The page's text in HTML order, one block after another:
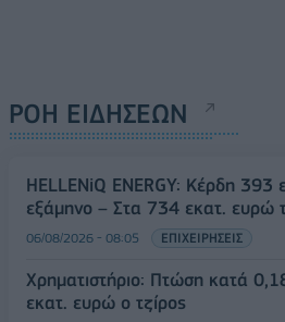
ΡΟΗ ΕΙΔΗΣΕΩΝ
HELLENiQ ENERGY: Κέρδη
εξάμηνο – Στα 734 εκατ. ευρώ
06/08/2026 - 08:05 ΕΠΙΧΕΙΡΗΣΕΙΣ
Χρηματιστήριο: Πτώση κατά
εκατ. ευρώ ο τζίρος